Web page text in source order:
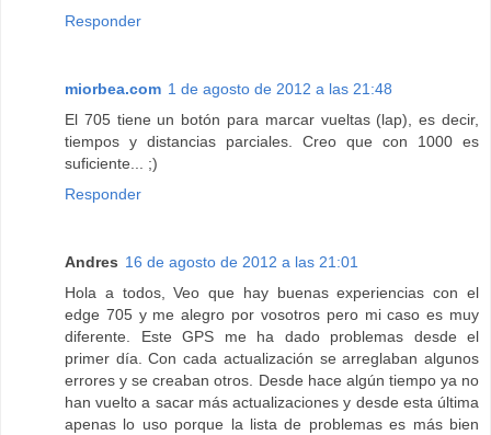
Responder
miorbea.com 1 de agosto de 2012 a las 21:48
El 705 tiene un botón para marcar vueltas (lap), es decir,
tiempos y distancias parciales. Creo que con 1000 es
suficiente... ;)
Responder
Andres 16 de agosto de 2012 a las 21:01
Hola a todos, Veo que hay buenas experiencias con el
edge 705 y me alegro por vosotros pero mi caso es muy
diferente. Este GPS me ha dado problemas desde el
primer día. Con cada actualización se arreglaban algunos
errores y se creaban otros. Desde hace algún tiempo ya no
han vuelto a sacar más actualizaciones y desde esta última
apenas lo uso porque la lista de problemas es más bien